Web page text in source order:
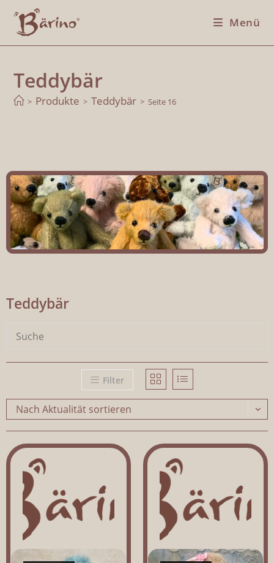
Menü
Teddybär
> Produkte > Teddybär > Seite 16
Teddybär
Filter
Nach Aktualität sortieren